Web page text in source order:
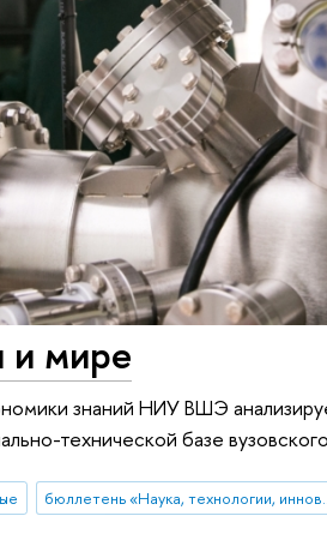
и мире
знаний НИУ ВШЭ
технической базе
бюллетень